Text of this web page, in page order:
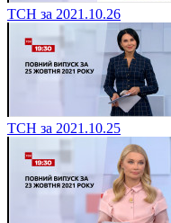
ТСН за 2021.10.26
ТСН за 2021.10.25